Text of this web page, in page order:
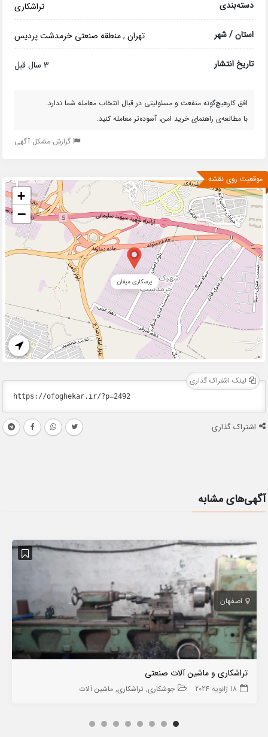
دسته‌بندی تراشکاری
استان / شهر تهران,منطقه صنعتی خرمدشت پردیس
تاریخ انتشار 3 سال قبل
افق کارهیچ‌گونه منفعت و مسئولیتی در قبال انتخاب معامله شما ندارد.
با مطالعه‌ی راهنمای خرید امن، آسوده‌تر معامله کنید.
گزارش مشکل آگهی
موقعیت روی نقشه
پرسکاری میقان
+
−
لینک اشتراک گذاری
اشتراک گذاری
آگهی‌های مشابه
اصفهان
تراشکاری‌ و ماشین‌ آلات‌ صنعتی‌
18 ژانویه 2024 جوشکاری تراشکاری ماشین آلات